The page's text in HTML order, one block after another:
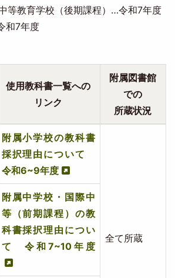
等教育学校（後期課程）…令和7年度
和7年度
使用教科書一覧への
リンク
附属図書館
での
所蔵状況
附属小学校の教科書
採択理由について
令和6~9年度
全て所蔵
附属中学校・国際中
等（前期課程）の教
科書採択理由につい
て 令和7~10年度